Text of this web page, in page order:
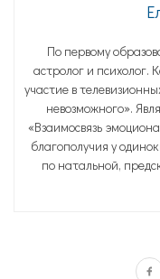
По первому
астролог и психолог.
участие в
невозможного».
«Взаимосвязь
благополучия у
по натальной,